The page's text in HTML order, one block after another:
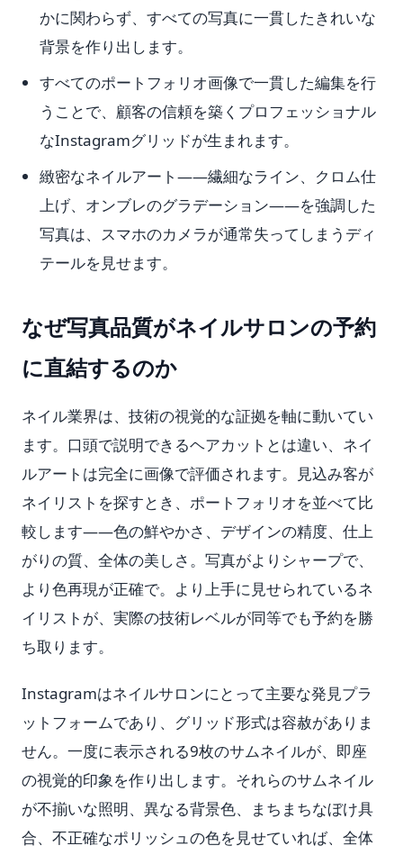
かに関わらず、すべての写真に一貫したきれいな
背景を作り出します。
すべてのポートフォリオ画像で一貫した編集を行
うことで、顧客の信頼を築くプロフェッショナル
なInstagramグリッドが生まれます。
緻密なネイルアート——繊細なライン、クロム仕
上げ、オンブレのグラデーション——を強調した
写真は、スマホのカメラが通常失ってしまうディ
テールを見せます。
なぜ写真品質がネイルサロンの予約
に直結するのか
ネイル業界は、技術の視覚的な証拠を軸に動いてい
ます。口頭で説明できるヘアカットとは違い、ネイ
ルアートは完全に画像で評価されます。見込み客が
ネイリストを探すとき、ポートフォリオを並べて比
較します——色の鮮やかさ、デザインの精度、仕上
がりの質、全体の美しさ。写真がよりシャープで、
より色再現が正確で。より上手に見せられているネ
イリストが、実際の技術レベルが同等でも予約を勝
ち取ります。
Instagramはネイルサロンにとって主要な発見プラ
ットフォームであり、グリッド形式は容赦がありま
せん。一度に表示される9枚のサムネイルが、即座
の視覚的印象を作り出します。それらのサムネイル
が不揃いな照明、異なる背景色、まちまちなぼけ具
合、不正確なポリッシュの色を見せていれば、全体